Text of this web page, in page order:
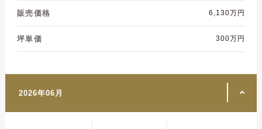
販売価格 6,130万円
坪単価 300万円
2026年06月